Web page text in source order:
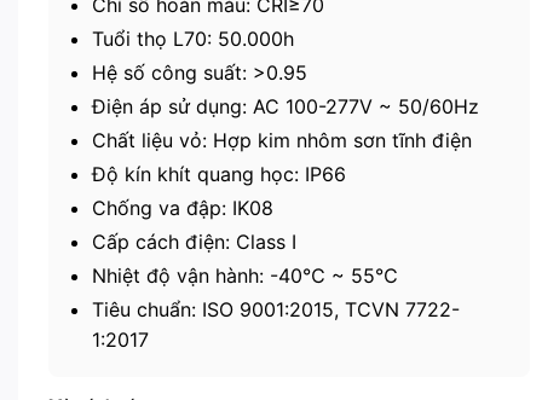
Chỉ số hoàn màu: CRI≥70
Tuổi thọ L70: 50.000h
Hệ số công suất: >0.95
Điện áp sử dụng: AC 100-277V ~ 50/60Hz
Chất liệu vỏ: Hợp kim nhôm sơn tĩnh điện
Độ kín khít quang học: IP66
Chống va đập: IK08
Cấp cách điện: Class I
Nhiệt độ vận hành: -40℃ ~ 55℃
Tiêu chuẩn: ISO 9001:2015, TCVN 7722-
1:2017